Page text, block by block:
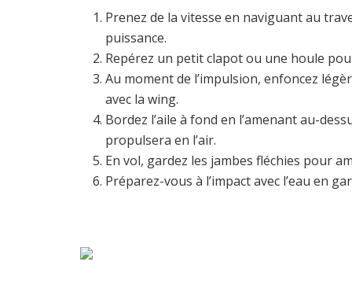
Prenez de la vitesse en naviguant au
puissance.
Repérez un petit clapot ou une houle
Au moment de l’impulsion, enfoncez
avec la wing.
Bordez l’aile à fond en l’amenant au-
propulsera en l’air.
En vol, gardez les jambes fléchies pour
Préparez-vous à l’impact avec l’eau en